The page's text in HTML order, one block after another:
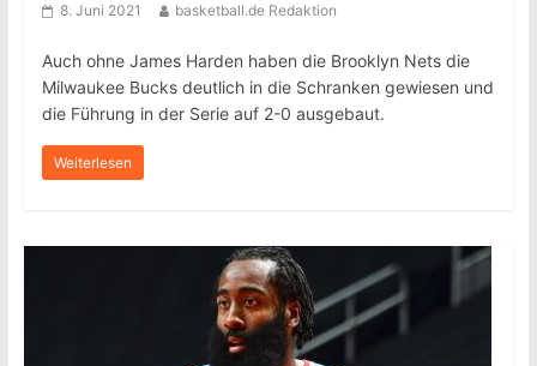
8. Juni 2021 basketball.de Redaktion
Auch ohne James Harden haben die Brooklyn Nets die
Milwaukee Bucks deutlich in die Schranken gewiesen und
die Führung in der Serie auf 2-0 ausgebaut.
Weiterlesen